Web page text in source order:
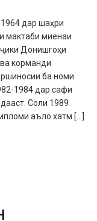
дар шаҳри
мактаби миёнаи
Донишгоҳи
корманди
ба номи
1984 дар сафи
Соли 1989
аъло хатм […]